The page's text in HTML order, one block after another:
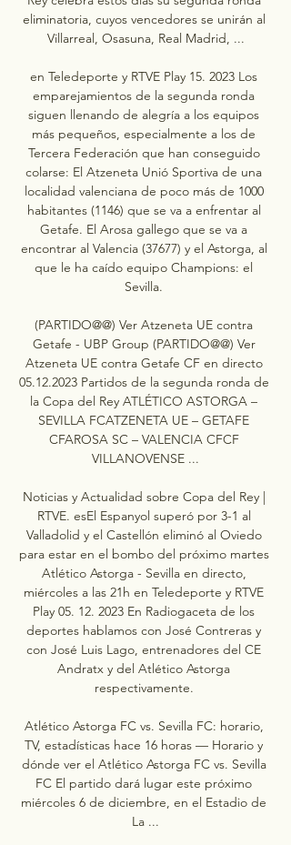
eliminatoria, cuyos vencedores se unirán al
Villarreal, Osasuna, Real Madrid, ...
en Teledeporte y RTVE Play 15. 2023 Los
emparejamientos de la segunda ronda
siguen llenando de alegría a los equipos
más pequeños, especialmente a los de
Tercera Federación que han conseguido
colarse: El Atzeneta Unió Sportiva de una
localidad valenciana de poco más de 1000
habitantes (1146) que se va a enfrentar al
Getafe. El Arosa gallego que se va a
encontrar al Valencia (37677) y el Astorga, al
que le ha caído equipo Champions: el
Sevilla.
(PARTIDO@@) Ver Atzeneta UE contra
Getafe - UBP Group (PARTIDO@@) Ver
Atzeneta UE contra Getafe CF en directo
05.12.2023 Partidos de la segunda ronda de
la Copa del Rey ATLÉTICO ASTORGA –
SEVILLA FCATZENETA UE – GETAFE
CFAROSA SC – VALENCIA CFCF
VILLANOVENSE ...
Noticias y Actualidad sobre Copa del Rey |
RTVE. esEl Espanyol superó por 3-1 al
Valladolid y el Castellón eliminó al Oviedo
para estar en el bombo del próximo martes
Atlético Astorga - Sevilla en directo,
miércoles a las 21h en Teledeporte y RTVE
Play 05. 12. 2023 En Radiogaceta de los
deportes hablamos con José Contreras y
con José Luis Lago, entrenadores del CE
Andratx y del Atlético Astorga
respectivamente.
Atlético Astorga FC vs. Sevilla FC: horario,
TV, estadísticas hace 16 horas — Horario y
dónde ver el Atlético Astorga FC vs. Sevilla
FC El partido dará lugar este próximo
miércoles 6 de diciembre, en el Estadio de
La ...